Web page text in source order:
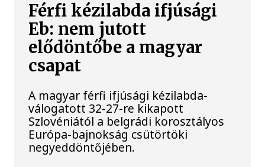
Férfi kézilabda ifjúsági
Eb: nem jutott
elődöntőbe a magyar
csapat
A magyar férfi ifjúsági kézilabda-
válogatott 32-27-re kikapott
Szlovéniától a belgrádi korosztályos
Európa-bajnokság csütörtöki
negyeddöntőjében.